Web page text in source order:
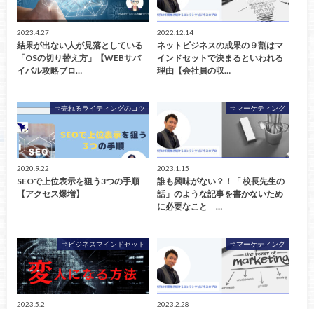
2023.4.27
結果が出ない人が見落としている
「OSの切り替え方」【WEBサバ
イバル攻略ブロ…
2022.12.14
ネットビジネスの成果の９割はマ
インドセットで決まるといわれる
理由【会社員の収…
⇒売れるライティングのコツ
2020.9.22
SEOで上位表示を狙う3つの手順
【アクセス爆増】
⇒マーケティング
2023.1.15
誰も興味がない？！「 校長先生の
話」のような記事を書かないため
に必要なこと …
⇒ビジネスマインドセット
2023.5.2
⇒マーケティング
2023.2.28